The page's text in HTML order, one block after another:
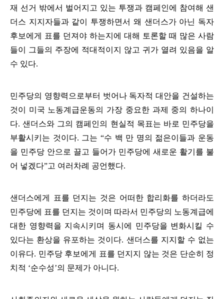
재 선거 밖에서 벌어지고 있는 투쟁과 캠페인에 참여해 샌
더스 지지자들과 같이 투쟁하면서 왜 샌더스가 아닌 독자
후보에게 표를 던져야 하는지에 대해 토론할 때 많은 사람
들이 그들의 주장에 적대적이지 않고 귀가 열려 있음을 알
수 있다.
민주당의 영향력으로부터 벗어나 독자적 대안을 건설하는
것이 미국 노동계급운동의 가장 중요한 과제 중의 하나이
다.샌더스와 그의 캠페인의 현실적 목표는 바로 민주당을
부활시키는 것이다. 그는 “수 백 만 명의 젊은이들과 운동
을 민주당 안으로 끌고 들어가 민주당에 새로운 활기를 불
어 넣겠다”고 여러차례 공언했다.
샌더스에게 표를 던지는 것은 어떠한 합리화를 하더라도
민주당에 표를 던지는 것이며 따라서 민주당의 노동계급에
대한 영향력을 지속시키며 동시에 민주당을 변화시킬 수
있다는 환상을 유포하는 것이다. 샌더스를 지지할 수 없는
이유다. 민주당 후보에게 표를 던지지 않는 것은 단순히 정
치적 ‘순수성’의 문제가 아니다.